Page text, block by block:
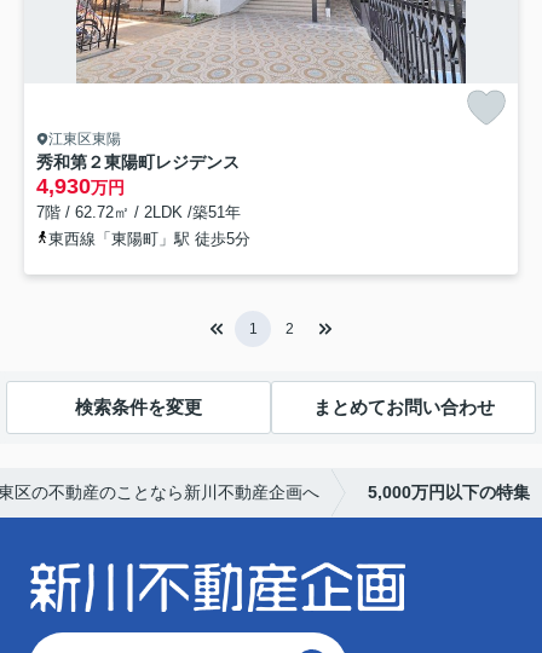
江東区東陽
秀和第２東陽町レジデンス
4,930万円
7階 / 62.72㎡ / 2LDK /築51年
東西線「東陽町」駅 徒歩5分
1 2
検索条件を変更 まとめてお問い合わせ
区の不動産のことなら新川不動産企画へ 5,000万円以下の特集